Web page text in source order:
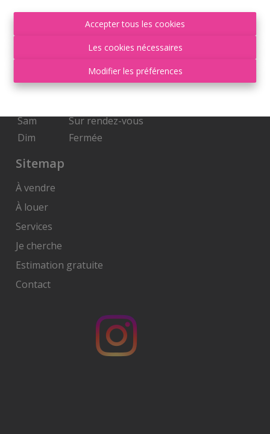
Accepter tous les cookies
Les cookies nécessaires
Modifier les préférences
Heures d'ouverture
09:00-18:00
09:00-18:00
Je
09:00-18:00
Sam
Sur rendez-vous
Dim
Fermée
Sitemap
À vendre
À louer
Services
Je cherche
Estimation gratuite
Contact